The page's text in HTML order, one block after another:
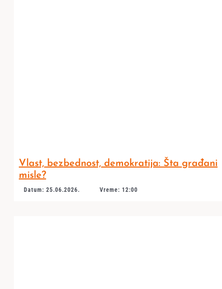
Vlast, bezbednost, demokratija: Šta građani
misle?
Datum: 25.06.2026. Vreme: 12:00